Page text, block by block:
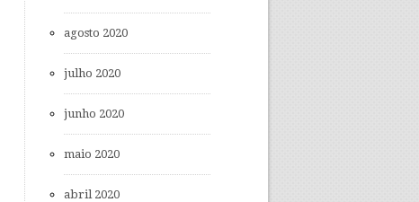
agosto 2020
julho 2020
junho 2020
maio 2020
abril 2020